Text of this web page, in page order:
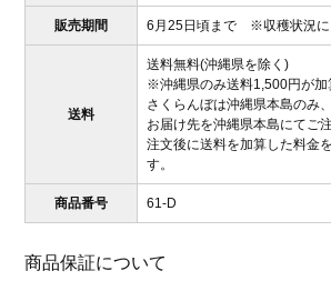
販売期間 6月25日頃まで ※収穫状況に
送料
送料無料(沖縄県を除く)
※沖縄県のみ送料1,500円が加
さくらんぼは沖縄県本島のみ
お届け先を沖縄県本島にてご
注文後に送料を加算した料金
す。
商品番号 61-D
商品保証について